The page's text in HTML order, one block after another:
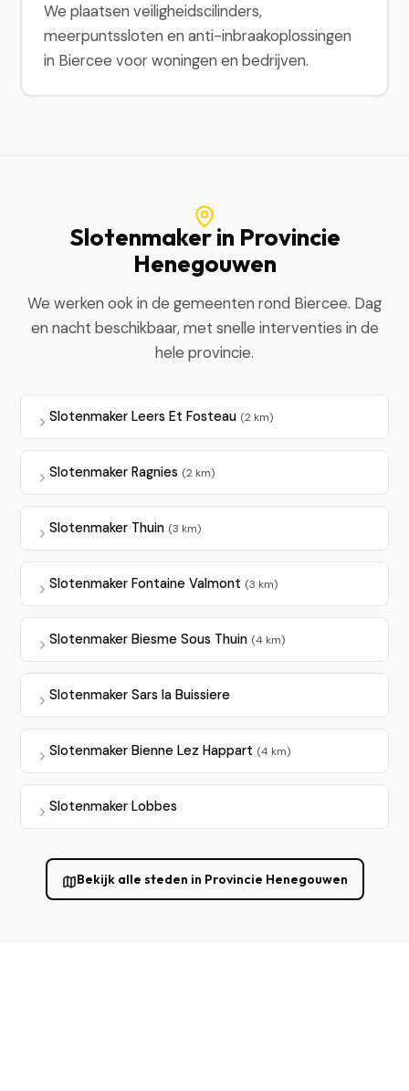
We plaatsen veiligheidscilinders,
meerpuntssloten en anti-inbraakoplossingen
in Biercee voor woningen en bedrijven.
Slotenmaker in Provincie
Henegouwen
We werken ook in de gemeenten rond Biercee. Dag
en nacht beschikbaar, met snelle interventies in de
hele provincie.
Slotenmaker Leers Et Fosteau (2 km)
Slotenmaker Ragnies (2 km)
Slotenmaker Thuin (3 km)
Slotenmaker Fontaine Valmont (3 km)
Slotenmaker Biesme Sous Thuin (4 km)
Slotenmaker Sars la Buissiere
Slotenmaker Bienne Lez Happart (4 km)
Slotenmaker Lobbes
Bekijk alle steden in Provincie Henegouwen